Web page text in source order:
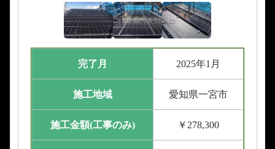
完了月 2025年1月
施工地域 愛知県一宮市
施工金額(工事のみ) ￥278,300